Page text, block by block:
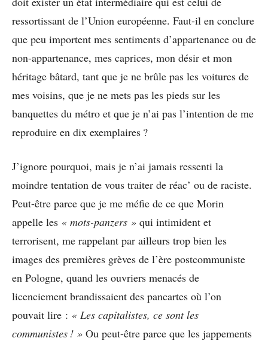
ressortissant de l’Union européenne. Faut-il en conclure
que peu importent mes sentiments d’appartenance ou de
non-appartenance, mes caprices, mon désir et mon
héritage bâtard, tant que je ne brûle pas les voitures de
mes voisins, que je ne mets pas les pieds sur les
banquettes du métro et que je n’ai pas l’intention de me
reproduire en dix exemplaires ?
J’ignore pourquoi, mais je n’ai jamais ressenti la
moindre tentation de vous traiter de réac’ ou de raciste.
Peut-être parce que je me méfie de ce que Morin
appelle les « mots-panzers » qui intimident et
terrorisent, me rappelant par ailleurs trop bien les
images des premières grèves de l’ère postcommuniste
en Pologne, quand les ouvriers menacés de
licenciement brandissaient des pancartes où l’on
pouvait lire : « Les capitalistes, ce sont les
communistes ! » Ou peut-être parce que les jappements